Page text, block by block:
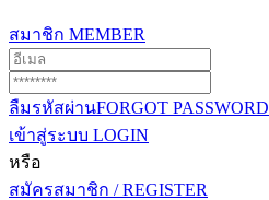
สมาชิก MEMBER
ลืมรหัสผ่านFORGOT PASSWORD
เข้าสู่ระบบ LOGIN
หรือ
สมัครสมาชิก / REGISTER